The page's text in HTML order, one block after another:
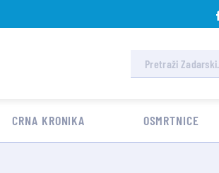
CRNA KRONIKA OSMRTNICE